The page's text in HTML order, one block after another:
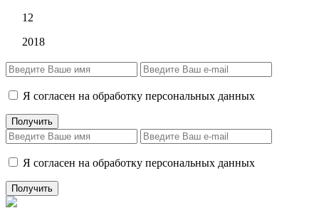
12
2018
Я согласен на обработку персональных данных
Я согласен на обработку персональных данных